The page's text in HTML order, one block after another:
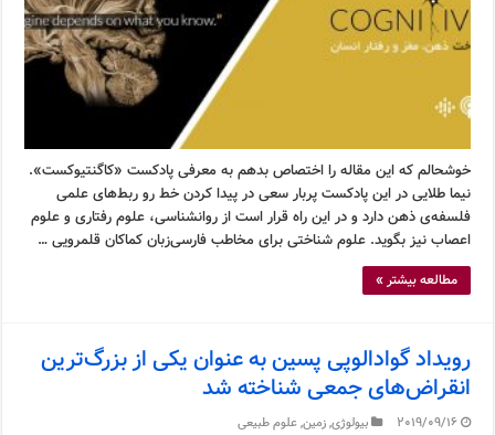
خوشحالم که این مقاله را اختصاص بدهم به معرفی پادکست «کاگنتیوکست».
نیما طلایی در این پادکست پربار سعی در پیدا کردن خط رو ربط‌های علمی
فلسفه‌ی ذهن دارد و در این راه قرار است از روانشناسی، علوم رفتاری و علوم
اعصاب نیز بگوید. علوم شناختی برای مخاطب فارسی‌زبان کماکان قلمرویی …
مطالعه بیشتر »
رویداد گوادالوپی پسین به عنوان یکی از بزرگ‌ترین
انقراض‌های جمعی شناخته شد
2019/09/16 بیولوژی,زمین,علوم طبیعی